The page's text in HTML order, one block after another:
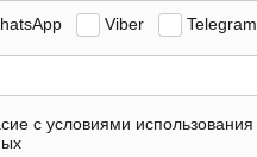
Viber Telegram
с условиями использования